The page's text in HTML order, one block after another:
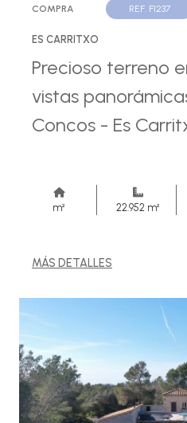
COMPRA REF. F1237
ES CARRITXO
Precioso terreno
vistas
Concos - Es
m² 22.952 m²
MÁS DETALLES